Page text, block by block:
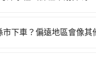
去，但額外的汽車保
近的計程車隊，如工
下車？偏遠地區會像其